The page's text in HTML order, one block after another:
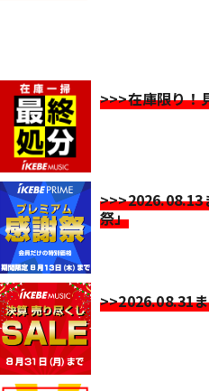
>>>在庫限り！
>>>2026.08.13
祭」
>>2026.08.31